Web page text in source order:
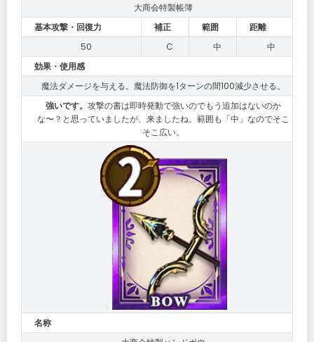
大商会特製帳簿
基本攻撃・回復力
補正 範囲
距離
50
C 中
中
効果・使用感
魔法ダメージを与える。魔法防御を1ターンの間100減少させる。
強いです。 攻撃の書は即時発動で強いのでもう追加はないのか
な〜？と思っていましたが、来ましたね。範囲も「中」なのでそこ
そこ広い。
名称